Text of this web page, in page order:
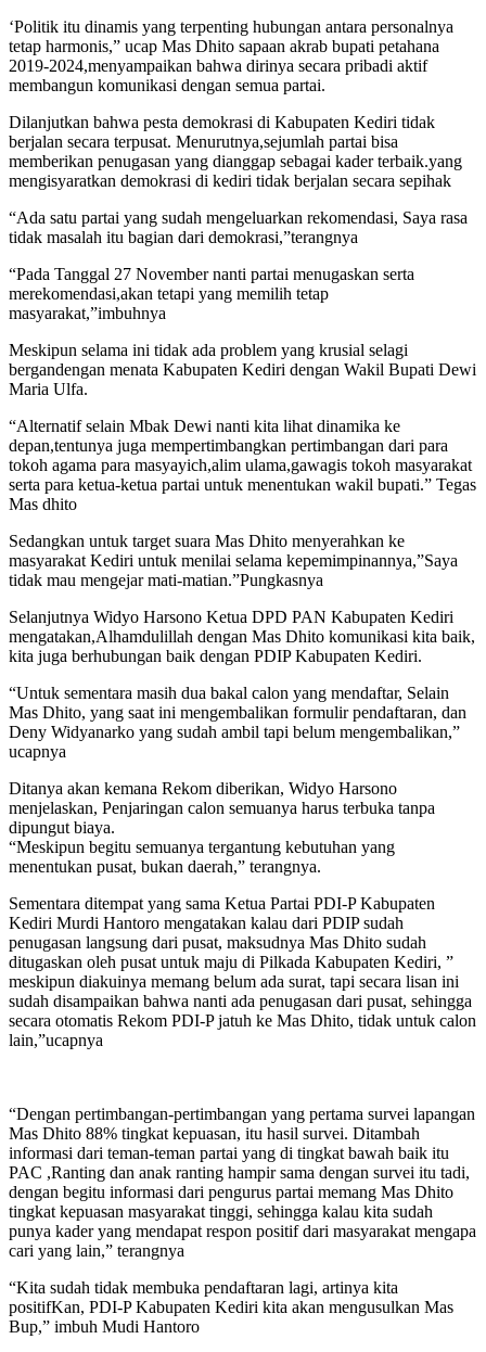
‘Politik itu dinamis yang terpenting hubungan antara personalnya
tetap harmonis,” ucap Mas Dhito sapaan akrab bupati petahana
2019-2024,menyampaikan bahwa dirinya secara pribadi aktif
membangun komunikasi dengan semua partai.
Dilanjutkan bahwa pesta demokrasi di Kabupaten Kediri tidak
berjalan secara terpusat. Menurutnya,sejumlah partai bisa
memberikan penugasan yang dianggap sebagai kader terbaik.yang
mengisyaratkan demokrasi di kediri tidak berjalan secara sepihak
“Ada satu partai yang sudah mengeluarkan rekomendasi, Saya rasa
tidak masalah itu bagian dari demokrasi,”terangnya
“Pada Tanggal 27 November nanti partai menugaskan serta
merekomendasi,akan tetapi yang memilih tetap
masyarakat,”imbuhnya
Meskipun selama ini tidak ada problem yang krusial selagi
bergandengan menata Kabupaten Kediri dengan Wakil Bupati Dewi
Maria Ulfa.
“Alternatif selain Mbak Dewi nanti kita lihat dinamika ke
depan,tentunya juga mempertimbangkan pertimbangan dari para
tokoh agama para masyayich,alim ulama,gawagis tokoh masyarakat
serta para ketua-ketua partai untuk menentukan wakil bupati.” Tegas
Mas dhito
Sedangkan untuk target suara Mas Dhito menyerahkan ke
masyarakat Kediri untuk menilai selama kepemimpinannya,”Saya
tidak mau mengejar mati-matian.”Pungkasnya
Selanjutnya Widyo Harsono Ketua DPD PAN Kabupaten Kediri
mengatakan,Alhamdulillah dengan Mas Dhito komunikasi kita baik,
kita juga berhubungan baik dengan PDIP Kabupaten Kediri.
“Untuk sementara masih dua bakal calon yang mendaftar, Selain
Mas Dhito, yang saat ini mengembalikan formulir pendaftaran, dan
Deny Widyanarko yang sudah ambil tapi belum mengembalikan,”
ucapnya
Ditanya akan kemana Rekom diberikan, Widyo Harsono
menjelaskan, Penjaringan calon semuanya harus terbuka tanpa
dipungut biaya.
“Meskipun begitu semuanya tergantung kebutuhan yang
menentukan pusat, bukan daerah,” terangnya.
Sementara ditempat yang sama Ketua Partai PDI-P Kabupaten
Kediri Murdi Hantoro mengatakan kalau dari PDIP sudah
penugasan langsung dari pusat, maksudnya Mas Dhito sudah
ditugaskan oleh pusat untuk maju di Pilkada Kabupaten Kediri, ”
meskipun diakuinya memang belum ada surat, tapi secara lisan ini
sudah disampaikan bahwa nanti ada penugasan dari pusat, sehingga
secara otomatis Rekom PDI-P jatuh ke Mas Dhito, tidak untuk calon
lain,”ucapnya
“Dengan pertimbangan-pertimbangan yang pertama survei lapangan
Mas Dhito 88% tingkat kepuasan, itu hasil survei. Ditambah
informasi dari teman-teman partai yang di tingkat bawah baik itu
PAC ,Ranting dan anak ranting hampir sama dengan survei itu tadi,
dengan begitu informasi dari pengurus partai memang Mas Dhito
tingkat kepuasan masyarakat tinggi, sehingga kalau kita sudah
punya kader yang mendapat respon positif dari masyarakat mengapa
cari yang lain,” terangnya
“Kita sudah tidak membuka pendaftaran lagi, artinya kita
positifKan, PDI-P Kabupaten Kediri kita akan mengusulkan Mas
Bup,” imbuh Mudi Hantoro